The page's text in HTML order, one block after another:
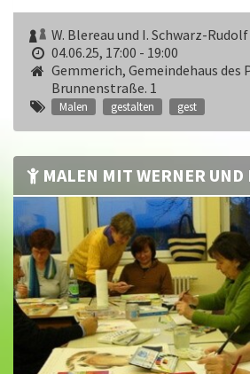
W. Blereau und I. Schwarz-Rudolf
04.06.25, 17:00 - 19:00
Gemmerich, Gemeindehaus des
Brunnenstraße. 1
Malen gestalten gest
MALEN MIT WERNER